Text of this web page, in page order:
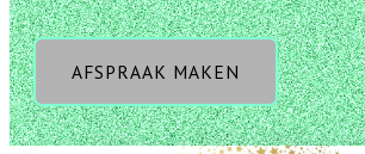
AFSPRAAK MAKEN